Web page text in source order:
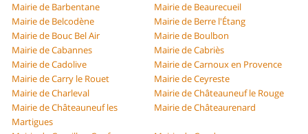
Mairie de Barbentane
Mairie de Beaurecueil
Mairie de Belcodène
Mairie de Berre l'Étang
Mairie de Bouc Bel Air
Mairie de Boulbon
Mairie de Cabannes
Mairie de Cabriès
Mairie de Cadolive
Mairie de Carnoux en Provence
Mairie de Carry le Rouet
Mairie de Ceyreste
Mairie de Charleval
Mairie de Châteauneuf le Rouge
Mairie de Châteauneuf les
Martigues
Mairie de Châteaurenard